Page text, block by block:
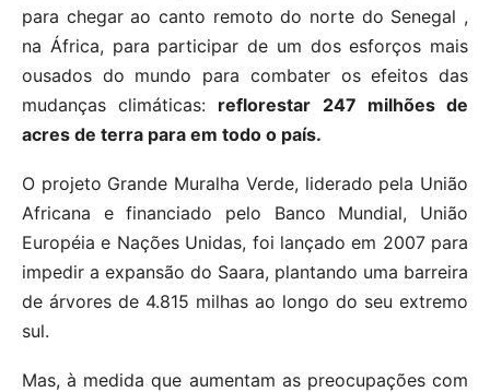
para chegar ao canto remoto do norte do Senegal ,
na África, para participar de um dos esforços mais
ousados ​​do mundo para combater os efeitos das
mudanças climáticas: reflorestar 247 milhões de
acres de terra para em todo o país.
O projeto Grande Muralha Verde, liderado pela União
Africana e financiado pelo Banco Mundial, União
Européia e Nações Unidas, foi lançado em 2007 para
impedir a expansão do Saara, plantando uma barreira
de árvores de 4.815 milhas ao longo do seu extremo
sul.
Mas, à medida que aumentam as preocupações com